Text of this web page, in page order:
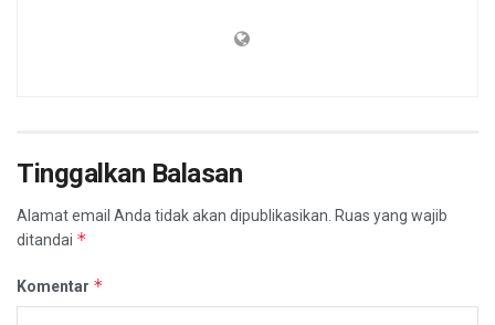
Tinggalkan Balasan
Alamat email Anda tidak akan dipublikasikan. Ruas yang wajib
ditandai *
Komentar *